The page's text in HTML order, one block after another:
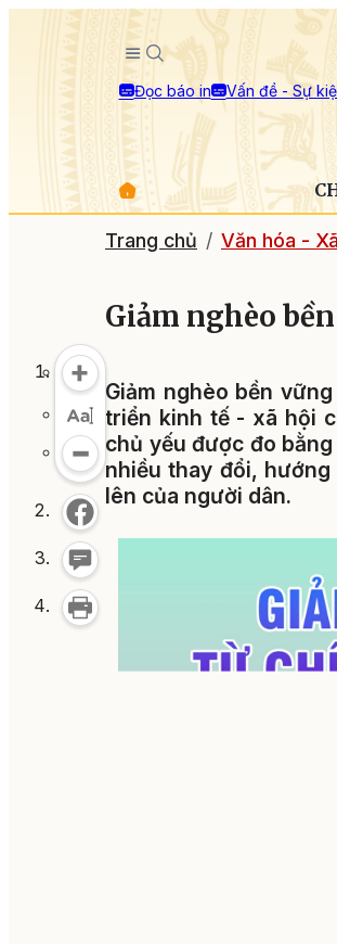
Đọc báo in Vấn đề - Sự
Trang chủ Văn hóa -
Giảm nghèo
Giảm nghèo bền
triển kinh tế - xã hội
chủ yếu được đo
nhiều thay đổi,
lên của người dân.